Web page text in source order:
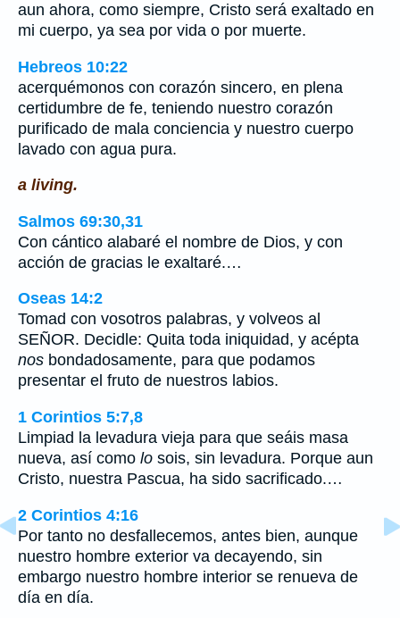
aun ahora, como siempre, Cristo será exaltado en
mi cuerpo, ya sea por vida o por muerte.
Hebreos 10:22
acerquémonos con corazón sincero, en plena
certidumbre de fe, teniendo nuestro corazón
purificado de mala conciencia y nuestro cuerpo
lavado con agua pura.
a living.
Salmos 69:30,31
Con cántico alabaré el nombre de Dios, y con
acción de gracias le exaltaré.…
Oseas 14:2
Tomad con vosotros palabras, y volveos al
SEÑOR. Decidle: Quita toda iniquidad, y acépta
nos bondadosamente, para que podamos
presentar el fruto de nuestros labios.
1 Corintios 5:7,8
Limpiad la levadura vieja para que seáis masa
nueva, así como lo sois, sin levadura. Porque aun
Cristo, nuestra Pascua, ha sido sacrificado.…
2 Corintios 4:16
Por tanto no desfallecemos, antes bien, aunque
nuestro hombre exterior va decayendo, sin
embargo nuestro hombre interior se renueva de
día en día.